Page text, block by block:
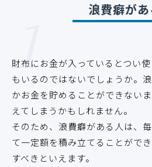
1 浪費癖が
財布にお金が入っているとつい
もいるのではないでしょうか。
かお金を貯めることができない
えてしまうかもしれません。
そのため、浪費癖がある人は、
て一定額を積み立てることがで
すべきといえます。